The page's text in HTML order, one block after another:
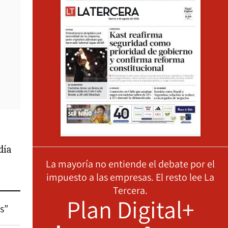
La mayoría no entiende el debate por el
impuesto a las empresas. El resto lee La
Tercera.
Plan Digital+